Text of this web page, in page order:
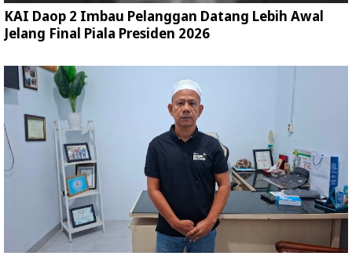
KAI Daop 2 Imbau Pelanggan Datang Lebih Awal
Jelang Final Piala Presiden 2026